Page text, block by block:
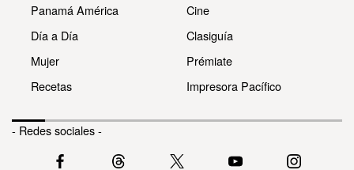
Panamá América
Día a Día
Mujer
Recetas
Cine
Clasiguía
Prémiate
Impresora Pacífico
- Redes sociales -